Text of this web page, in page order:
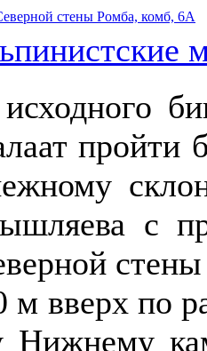
стены Ромба, комб, 6А
пройти
с
м вверх по
Нижнему